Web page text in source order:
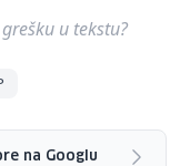
u tekstu?
na Googlu